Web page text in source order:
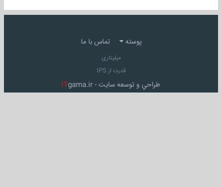
پوسته تماس با ما
میلیتاری
قدرت از IPS
طراحي و توسعه سايت - iTgama.ir